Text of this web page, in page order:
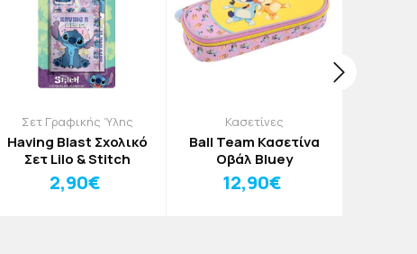
Σετ Γραφικής Ύλης
Having Blast Σχολικό
Σετ Lilo & Stitch
2,90€
Κασετίνες
Ball Team Κασετίνα
Οβάλ Bluey
12,90€